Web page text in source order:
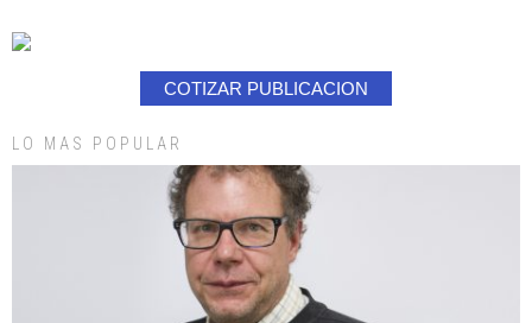
COTIZAR PUBLICACION
LO MAS POPULAR